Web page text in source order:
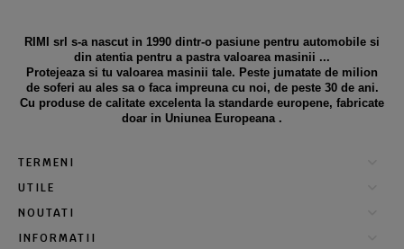
RIMI srl s-a nascut in 1990 dintr-o pasiune pentru automobile si
din atentia pentru a pastra valoarea masinii ...
Protejeaza si tu valoarea masinii tale. Peste jumatate de milion
de soferi au ales sa o faca impreuna cu noi, de peste 30 de ani.
Cu produse de calitate excelenta la standarde europene, fabricate
doar in Uniunea Europeana .
TERMENI
UTILE
NOUTATI
INFORMATII